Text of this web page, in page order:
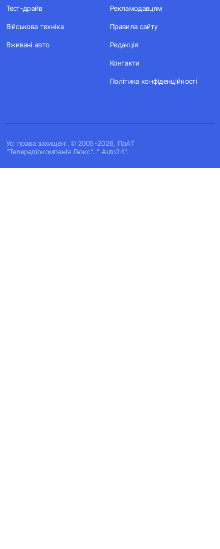
Усi права захищенi. © 2005-2026, ПрАТ
"Телерадіокомпанія Люкс". " Auto24".
Тест-драйв
Військова техніка
Вживані авто
Рекламодавцям
Правила сайту
Редакція
Контакти
Політика конфіденційності